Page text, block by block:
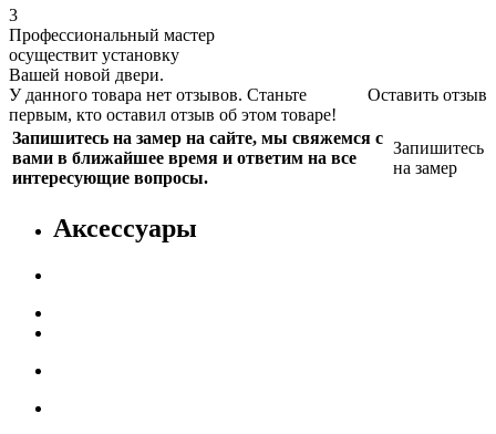
3
Профессиональный мастер
осуществит установку
Вашей новой двери.
Оставить отзыв
У данного товара нет отзывов. Станьте
первым, кто оставил отзыв об этом товаре!
Запишитесь на замер на сайте, мы свяжемся с
вами в ближайшее время и ответим на все
интересующие вопросы.
Запишитесь
на замер
Аксессуары